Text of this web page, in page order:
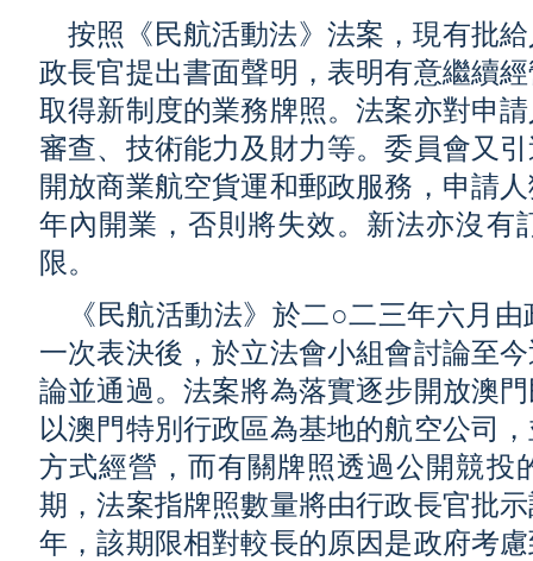
按照《民航活動法》法案，現有批
政長官提出書面聲明，表明有意繼續
取得新制度的業務牌照。法案亦對申
審查、技術能力及財力等。委員會又
開放商業航空貨運和郵政服務，申請
年內開業，否則將失效。新法亦沒有
限。
《民航活動法》於二○二三年六月
一次表決後，於立法會小組會討論至
論並通過。法案將為落實逐步開放澳
以澳門特別行政區為基地的航空公司
方式經營，而有關牌照透過公開競投
期，法案指牌照數量將由行政長官批
年，該期限相對較長的原因是政府考